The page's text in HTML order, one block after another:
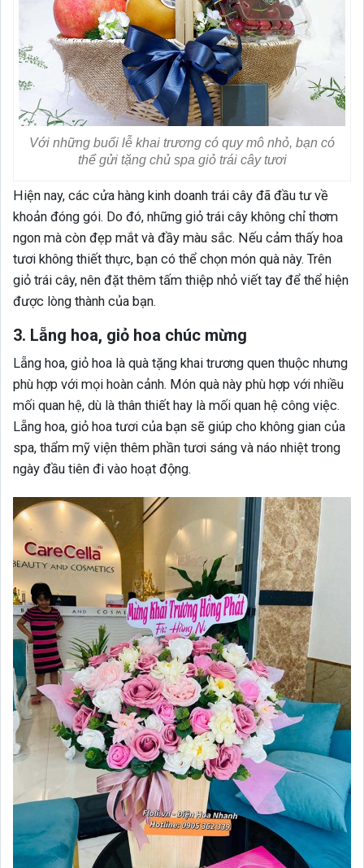
Với những buổi lễ khai trương có quy mô nhỏ, bạn có
thể gửi tặng chủ spa giỏ trái cây tươi
Hiện nay, các cửa hàng kinh doanh trái cây đã đầu tư về
khoản đóng gói. Do đó, những giỏ trái cây không chỉ thơm
ngon mà còn đẹp mắt và đầy màu sắc. Nếu cảm thấy hoa
tươi không thiết thực, bạn có thể chọn món quà này. Trên
giỏ trái cây, nên đặt thêm tấm thiệp nhỏ viết tay để thể hiện
được lòng thành của bạn.
3. Lẵng hoa, giỏ hoa chúc mừng
Lẵng hoa, giỏ hoa là quà tặng khai trương quen thuộc nhưng
phù hợp với mọi hoàn cảnh. Món quà này phù hợp với nhiều
mối quan hệ, dù là thân thiết hay là mối quan hệ công việc.
Lẵng hoa, giỏ hoa tươi của bạn sẽ giúp cho không gian của
spa, thẩm mỹ viện thêm phần tươi sáng và náo nhiệt trong
ngày đầu tiên đi vào hoạt động.